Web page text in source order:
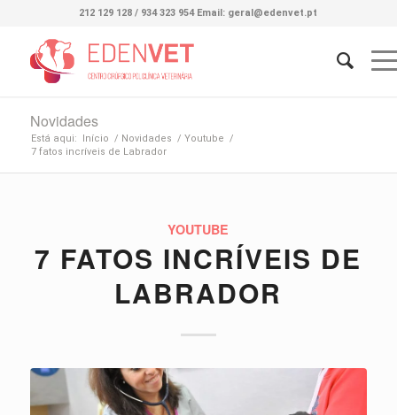
212 129 128 / 934 323 954 Email: geral@edenvet.pt
Novidades
Está aqui: Início / Novidades / Youtube /
7 fatos incríveis de Labrador
YOUTUBE
7 FATOS INCRÍVEIS DE
LABRADOR